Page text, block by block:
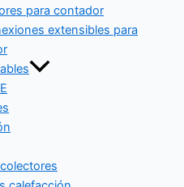
para contador
extensibles para